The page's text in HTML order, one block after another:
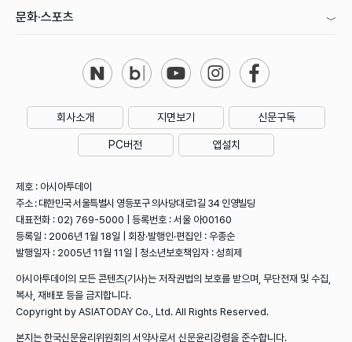
문화·스포츠
회사소개 지면보기 신문구독
PC버전 앱설치
제호 : 아시아투데이
주소 : 대한민국 서울특별시 영등포구 의사당대로1길 34 인영빌딩
대표전화 : 02) 769-5000 | 등록번호 : 서울 아00160
등록일 : 2006년 1월 18일 | 회장·발행인·편집인 : 우종순
발행일자 : 2005년 11월 11일 | 청소년보호책임자 : 성희제
아시아투데이의 모든 콘텐츠(기사)는 저작권법의 보호를 받으며, 무단전재 및 수집,
복사, 재배포 등을 금지합니다.
Copyright by ASIATODAY Co., Ltd. All Rights Reserved.
본지는 한국신문윤리위원회의 서약사로서 신문윤리강령을 준수합니다.